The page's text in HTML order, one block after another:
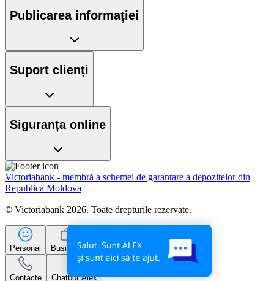
Publicarea informației
Suport clienți
Siguranța online
Victoriabank - membră a schemei de garantare a depozitelor din
Republica Moldova
© Victoriabank 2026. Toate drepturile rezervate.
Personal Business
Contacte Chatbot Alex